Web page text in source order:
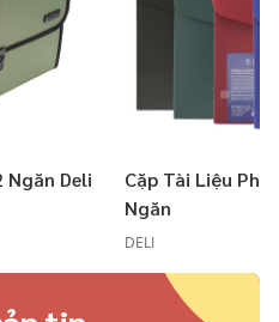
Ngăn Deli
Cặp Tài Liệu
Ngăn
DELI